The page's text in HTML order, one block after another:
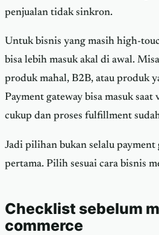
penjualan tidak sinkron.
Untuk bisnis yang masih high-
bisa lebih masuk akal di awal.
produk mahal, B2B, atau produk
Payment gateway bisa masuk saat
cukup dan proses fulfillment
Jadi pilihan bukan selalu
pertama. Pilih sesuai cara bisnis
Checklist sebelum
commerce